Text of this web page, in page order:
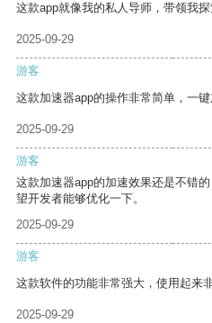
这款app就像我的私人导师，带领我探
2025-09-29
游客
这款加速器app的操作非常简单，一键
2025-09-29
游客
这款加速器app的加速效果还是不错
望开发者能够优化一下。
2025-09-29
游客
这款软件的功能非常强大，使用起来
2025-09-29